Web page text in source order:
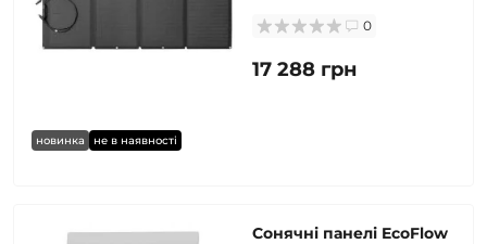
новинка не в наявності
0
17 288 грн
Сонячні панелі EcoFlow